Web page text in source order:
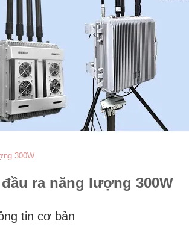
300W
ra năng lượng 300W
tin cơ bản